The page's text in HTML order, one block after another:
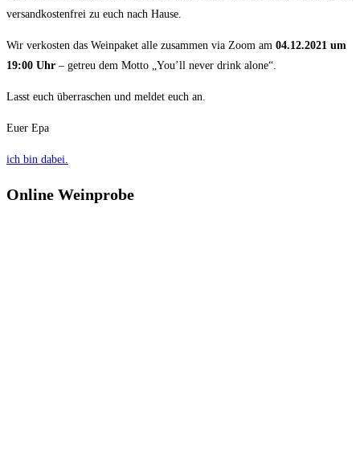
versandkostenfrei zu euch nach Hause.
Wir verkosten das Weinpaket alle zusammen via Zoom am 04.12.2021 um
19:00 Uhr – getreu dem Motto „You’ll never drink alone“.
Lasst euch überraschen und meldet euch an.
Euer Epa
ich bin dabei.
Online Weinprobe